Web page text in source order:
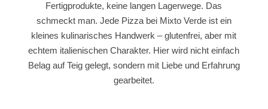
Fertigprodukte, keine langen Lagerwege. Das
schmeckt man. Jede Pizza bei Mixto Verde ist ein
kleines kulinarisches Handwerk – glutenfrei, aber mit
echtem italienischen Charakter. Hier wird nicht einfach
Belag auf Teig gelegt, sondern mit Liebe und Erfahrung
gearbeitet.